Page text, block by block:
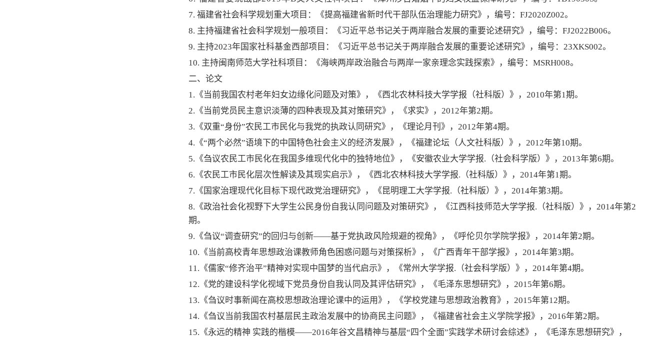
7. 福建省社会科学规划重大项目：《提高福建省新时代干部队伍治理能力研究》，编号：FJ2020Z002。
8. 主持福建省社会科学规划一般项目：《习近平总书记关于两岸融合发展的重要论述研究》，编号：FJ2022B006。
9. 主持2023年国家社科基金西部项目：《习近平总书记关于两岸融合发展的重要论述研究》，编号：23XKS002。
10. 主持闽南师范大学社科项目：《海峡两岸政治融合与两岸一家亲理念实践探索》， 编号：MSRH008。
二、论文
1. 《当前我国农村老年妇女边缘化问题及对策》，《西北农林科技大学学报（社科版）》，2010年第1期。
2.《当前党员民主意识淡薄的四种表现及其对策研究》，《求实》，2012年第2期。
3.《双重“身份”农民工市民化与我党的执政认同研究》，《理论月刊》，2012年第4期。
4.《“两个必然”语境下的中国特色社会主义的经济发展》，《福建论坛（人文社科版）》，2012年第10期。
5.《刍议农民工市民化在我国多维现代化中的独特地位》，《安徽农业大学学报.（社会科学版）》，2013年第6期。
6.《农民工市民化层次性解读及其现实启示》，《西北农林科技大学学报.（社科版）》，2014年第1期。
7.《国家治理现代化目标下现代政党治理研究》，《昆明理工大学学报.（社科版）》，2014年第3期。
8.《政治社会化视野下大学生公民身份自我认同问题及对策研究》，《江西科技师范大学学报.（社科版）》，2014年第2
期。
9.《刍议“调查研究”的回归与创新——基于党执政风险规避的视角》，《呼伦贝尔学院学报》，2014年第2期。
10. 《当前高校青年思想政治课教师角色困惑问题与对策探析》，《广西青年干部学报》，2014年第3期。
11. 《儒家“修齐治平”精神对实现中国梦的当代启示》，《常州大学学报.（社会科学版）》，2014年第4期。
12. 《党的建设科学化视域下党员身份自我认同及其评估研究》，《毛泽东思想研究》，2015年第6期。
13. 《刍议时事新闻在高校思想政治理论课中的运用》，《学校党建与思想政治教育》，2015年第12期。
14. 《刍议当前我国农村基层民主政治发展中的协商民主问题》，《福建省社会主义学院学报》，2016年第2期。
15. 《永远的精神 实践的楷模——2016年谷文昌精神与基层“四个全面”实践学术研讨会综述》，《毛泽东思想研究》，